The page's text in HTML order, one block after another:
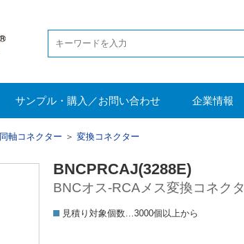
サンプル・購入／お問い合わせ 企業情報
同軸コネクター ＞ 変換コネクター
BNCPRCAJ(3288E)
BNCオス-RCAメス変換コネクタ
見積り対象個数…3000個以上から